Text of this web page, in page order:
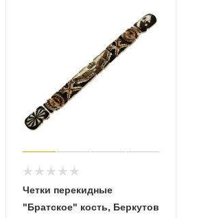
Четки перекидные
"Братское" кость, Беркутов